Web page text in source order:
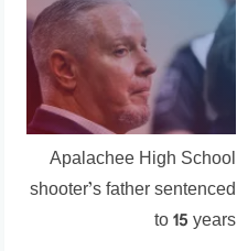
Apalachee High School
shooter’s father sentenced
to 15 years